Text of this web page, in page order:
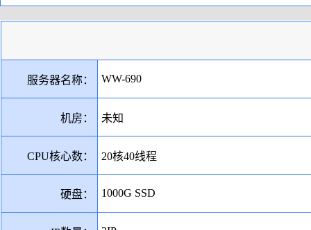
服务器名称： WW-690
机房： 未知
CPU核心数： 20核40线程
硬盘： 1000G SSD